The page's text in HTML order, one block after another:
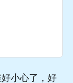
小心了，好